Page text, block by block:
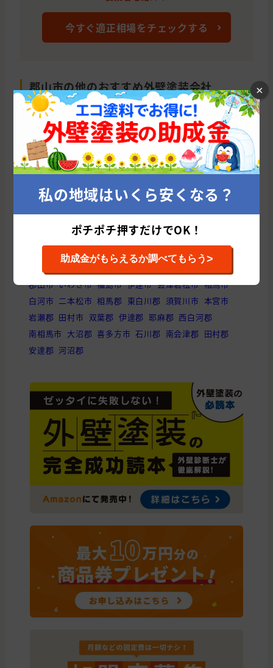
今すぐ適正相場をチェックする
郡山市の他のおすすめ外壁塗装会社
リブリスホーム 福島店(福島県/郡山市)
累計施工件数: 9 件
平均施工単価: 1,340,503 円
福島県の他の市区町村から外壁塗装会社を
郡山市 いわき市 福島市 伊達市 会津若松市 相馬市
白河市 二本松市 相馬郡 東白川郡 須賀川市 本宮市
岩瀬郡 田村市 双葉郡 伊達郡 耶麻郡 西白河郡
南相馬市 大沼郡 喜多方市 石川郡 南会津郡 田村郡
安達郡 河沼郡
×
私の地域はいくら安くなる？
ポチポチ押すだけでOK！
助成金がもらえるか調べてもらう>